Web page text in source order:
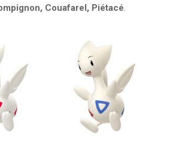
Couafarel, Piétacé.